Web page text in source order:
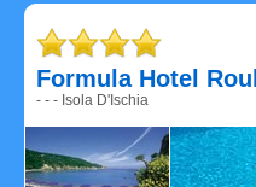
Formula Hotel
- - - Isola D'Ischia